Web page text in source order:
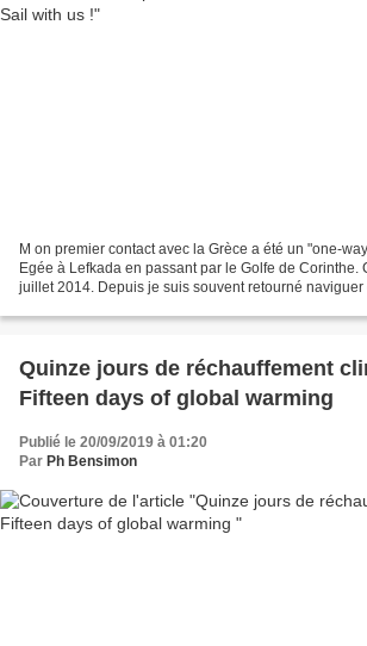
M on premier contact avec la Grèce a été un "one-
Egée à Lefkada en passant par le Golfe de Corinthe.
juillet 2014. Depuis je suis souvent retourné naviguer
Quinze jours de réchauffement
Fifteen days of global warming
Publié le 20/09/2019 à 01:20
Par Ph Bensimon